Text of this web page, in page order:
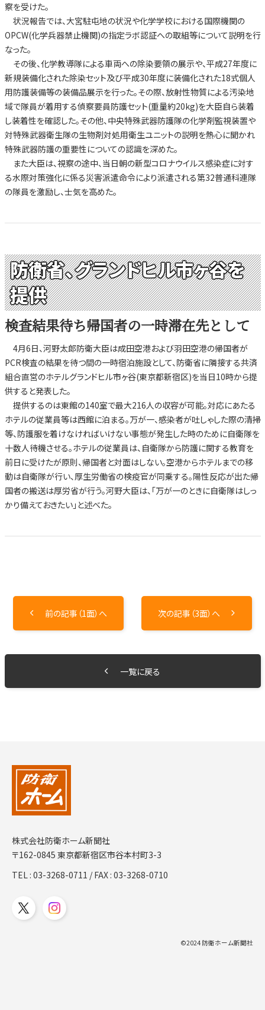
察を受けた。
状況報告では、大宮駐屯地の状況や化学学校における国際機関の
OPCW(化学兵器禁止機関)の指定ラボ認証への取組等について説明を行
なった。
その後、化学教導隊による車両への除染要領の展示や、平成27年度に
新規装備化された除染セット及び平成30年度に装備化された18式個人
用防護装備等の装備品展示を行った。その際、放射性物質による汚染地
域で隊員が着用する偵察要員防護セット(重量約20kg)を大臣自ら装着
し装着性を確認した。その他、中央特殊武器防護隊の化学剤監視装置や
対特殊武器衛生隊の生物剤対処用衛生ユニットの説明を熱心に聞かれ
特殊武器防護の重要性についての認識を深めた。
また大臣は、視察の途中、当日朝の新型コロナウイルス感染症に対す
る水際対策強化に係る災害派遣命令により派遣される第32普通科連隊
の隊員を激励し、士気を高めた。
防衛省、グランドヒル市ヶ谷を
提供
検査結果待ち帰国者の一時滞在先として
4月6日、河野太郎防衛大臣は成田空港および羽田空港の帰国者が
PCR検査の結果を待つ間の一時宿泊施設として、防衛省に隣接する共済
組合直営のホテルグランドヒル市ヶ谷(東京都新宿区)を当日10時から提
供すると発表した。
提供するのは東館の140室で最大216人の収容が可能。対応にあたる
ホテルの従業員等は西館に泊まる。万が一、感染者が吐しゃした際の清掃
等、防護服を着けなければいけない事態が発生した時のために自衛隊を
十数人待機させる。ホテルの従業員は、自衛隊から防護に関する教育を
前日に受けたが原則、帰国者と対面はしない。空港からホテルまでの移
動は自衛隊が行い、厚生労働省の検疫官が同乗する。陽性反応が出た帰
国者の搬送は厚労省が行う。河野大臣は、「万が一のときに自衛隊はしっ
かり備えておきたい」と述べた。
前の記事（1面）へ 次の記事（3面）へ
一覧に戻る
株式会社防衛ホーム新聞社
〒162-0845 東京都新宿区市谷本村町3-3
TEL :03-3268-0711 / FAX : 03-3268-0710
©2024 防衛ホーム新聞社